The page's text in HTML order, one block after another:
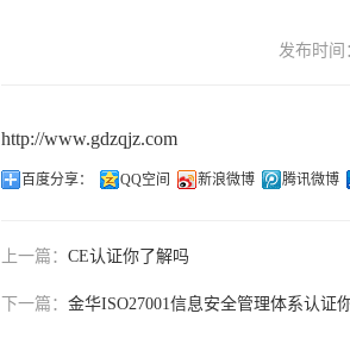
发布时间
http://www.gdzqjz.com
百度分享： QQ空间 新浪微博 腾讯微博
上一篇： CE认证你了解吗
下一篇： 金华ISO27001信息安全管理体系认证